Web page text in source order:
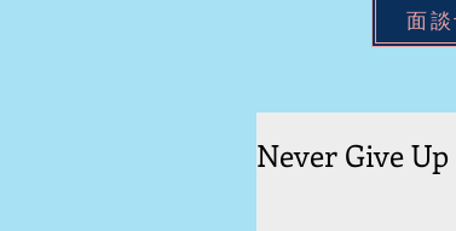
面
Never Give